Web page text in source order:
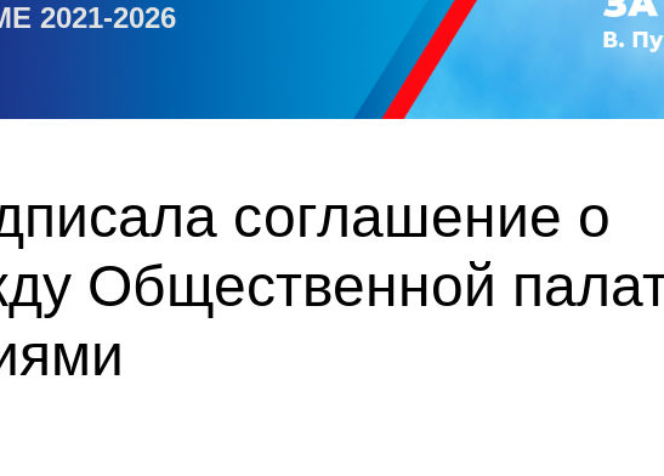
2021-2026
соглашение о
Общественной